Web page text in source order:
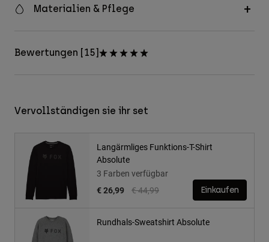
Materialien & Pflege
Bewertungen [15]
Vervollständigen sie ihr set
Langärmliges Funktions-T-Shirt
Absolute
3 Farben verfügbar
Price reduced from
€ 44,99to
€ 26,99 Einkaufen
Rundhals-Sweatshirt Absolute